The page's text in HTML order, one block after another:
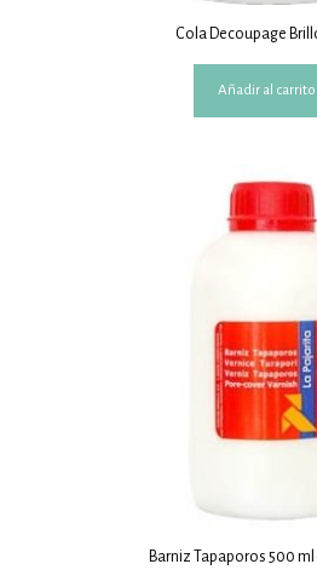
Cola Decoupage
Añadir al carrito
Barniz Tapaporos 500 ml